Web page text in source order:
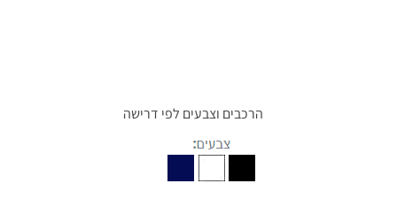
הרכבים וצבעים לפי דרישה